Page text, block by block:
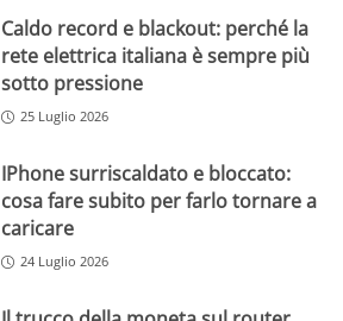
Caldo record e blackout: perché la
rete elettrica italiana è sempre più
sotto pressione
25 Luglio 2026
IPhone surriscaldato e bloccato:
cosa fare subito per farlo tornare a
caricare
24 Luglio 2026